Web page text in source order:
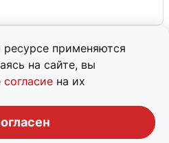
применяются
на сайте, вы
согласие на их